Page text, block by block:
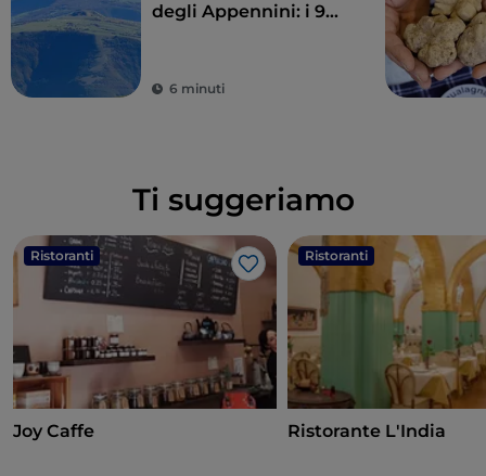
degli Appennini: i 9
6 minuti
Ti suggeriamo
Ristoranti
Like
Joy Caffe
Ristoranti
Ristorante L'India